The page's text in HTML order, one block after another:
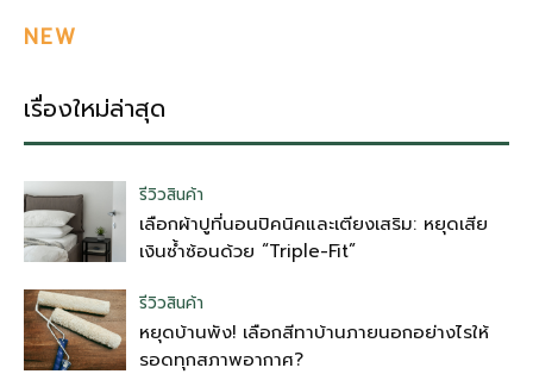
NEW
เรื่องใหม่ล่าสุด
รีวิวสินค้า
เลือกผ้าปูที่นอนปิคนิคและเตียงเสริม: หยุดเสีย
เงินซ้ำซ้อนด้วย “Triple-Fit”
รีวิวสินค้า
หยุดบ้านพัง! เลือกสีทาบ้านภายนอกอย่างไรให้
รอดทุกสภาพอากาศ?